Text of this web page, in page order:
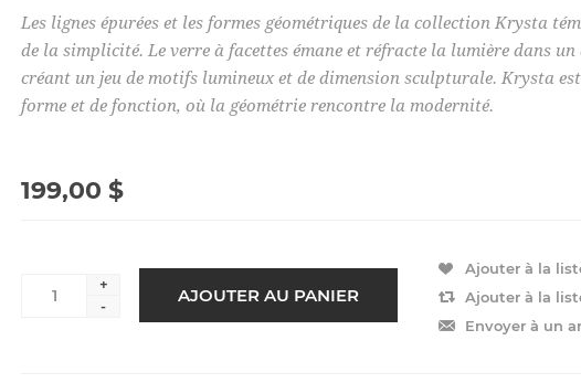
Les lignes épurées et les formes géométriques de la collection Krysta
de la simplicité. Le verre à facettes émane et réfracte la lumière dans
créant un jeu de motifs lumineux et de dimension sculpturale. Krysta
forme et de fonction, où la géométrie rencontre la modernité.
199,00 $
+
-